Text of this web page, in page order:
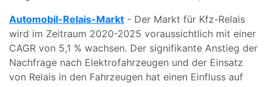
Automobil-Relais-Markt - Der Markt für Kfz-Relais
wird im Zeitraum 2020-2025 voraussichtlich mit einer
CAGR von 5,1 % wachsen. Der signifikante Anstieg der
Nachfrage nach Elektrofahrzeugen und der Einsatz
von Relais in den Fahrzeugen hat einen Einfluss auf